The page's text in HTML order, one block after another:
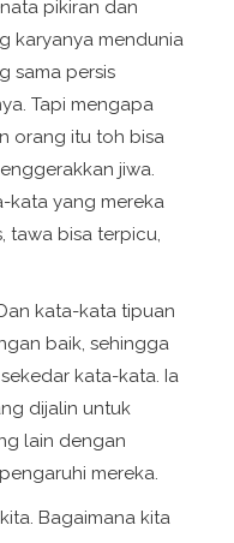
pikiran dan
karyanya mendunia
sama persis
Tapi mengapa
orang itu toh bisa
jiwa.
kata yang mereka
tawa bisa terpicu,
kata-kata tipuan
baik, sehingga
kata-kata. Ia
dijalin untuk
lain dengan
mereka.
Bagaimana kita